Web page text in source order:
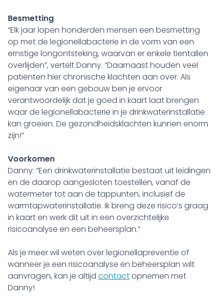
Besmetting
“Elk jaar lopen honderden mensen een besmetting
op met de legionellabacterie in de vorm van een
ernstige longontsteking, waarvan er enkele tientallen
overlijden”, vertelt Danny. “Daarnaast houden veel
patiënten hier chronische klachten aan over. Als
eigenaar van een gebouw ben je ervoor
verantwoordelijk dat je goed in kaart laat brengen
waar de legionellabacterie in je drinkwaterinstallatie
kan groeien. De gezondheidsklachten kunnen enorm
zijn!”
Voorkomen
Danny: “Een drinkwaterinstallatie bestaat uit leidingen
en de daarop aangesloten toestellen, vanaf de
watermeter tot aan de tappunten, inclusief de
warmtapwaterinstallatie. Ik breng deze risico’s graag
in kaart en werk dit uit in een overzichtelijke
risicoanalyse en een beheersplan.”
Als je meer wil weten over legionellapreventie of
wanneer je een risicoanalyse en beheersplan wilt
aanvragen, kan je altijd contactopnemen met
Danny!